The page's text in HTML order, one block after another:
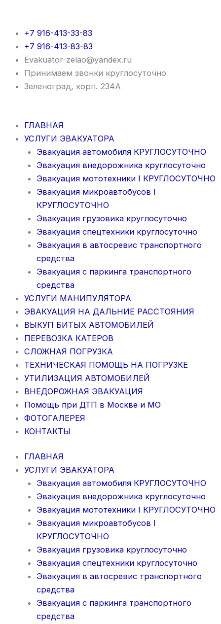
+7 916-413-33-83
+7 916-413-83-83
Evakuator-zelao@yandex.ru
Принимаем звонки круглосуточно
Зеленоград, корп. 234А
ГЛАВНАЯ
УСЛУГИ ЭВАКУАТОРА
Эвакуация автомобиля КРУГЛОСУТОЧНО
Эвакуация внедорожника круглосуточно
Эвакуация мототехники I КРУГЛОСУТОЧНО
Эвакуация микроавтобусов I
КРУГЛОСУТОЧНО
Эвакуация грузовика круглосуточно
Эвакуация спецтехники круглосуточно
Эвакуация в автосревис транспортного
средства
Эвакуация с паркинга транспортного
средства
УСЛУГИ МАНИПУЛЯТОРА
ЭВАКУАЦИЯ НА ДАЛЬНИЕ РАССТОЯНИЯ
ВЫКУП БИТЫХ АВТОМОБИЛЕЙ
ПЕРЕВОЗКА КАТЕРОВ
СЛОЖНАЯ ПОГРУЗКА
ТЕХНИЧЕСКАЯ ПОМОЩЬ НА ПОГРУЗКЕ
УТИЛИЗАЦИЯ АВТОМОБИЛЕЙ
ВНЕДОРОЖНАЯ ЭВАКУАЦИЯ
Помощь при ДТП в Москве и МО
ФОТОГАЛЕРЕЯ
КОНТАКТЫ
ГЛАВНАЯ
УСЛУГИ ЭВАКУАТОРА
Эвакуация автомобиля КРУГЛОСУТОЧНО
Эвакуация внедорожника круглосуточно
Эвакуация мототехники I КРУГЛОСУТОЧНО
Эвакуация микроавтобусов I
КРУГЛОСУТОЧНО
Эвакуация грузовика круглосуточно
Эвакуация спецтехники круглосуточно
Эвакуация в автосревис транспортного
средства
Эвакуация с паркинга транспортного
средства
содержимому